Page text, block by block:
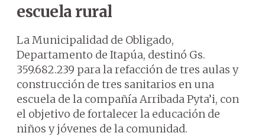
escuela rural
La Municipalidad de Obligado,
Departamento de Itapúa, destinó Gs.
359.682.239 para la refacción de tres aulas y
construcción de tres sanitarios en una
escuela de la compañía Arribada Pyta’i, con
el objetivo de fortalecer la educación de
niños y jóvenes de la comunidad.